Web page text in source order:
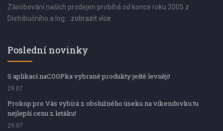
Zásobování našich prodejen probíhá od konce roku 2005 z
Distribučního a log... zobrazit více
Poslední novinky
S aplikací naCOOPka vybrané produkty ještě levněji!
29.07
Prokop pro Vás vybírá z obslužného úseku na víkendovku tu
nejlepší cenu z letáku!
29.07